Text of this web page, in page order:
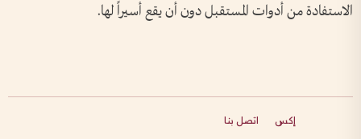
الاستفادة من أدوات المستقبل دون أن يقع أسيراً لها.
إكس
اتصل بنا